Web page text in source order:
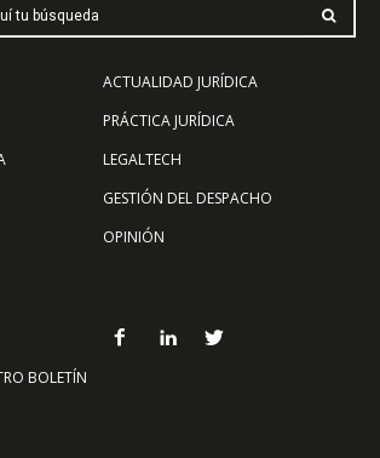
tu búsqueda
ACTUALIDAD JURÍDICA
PRÁCTICA JURÍDICA
LEGALTECH
GESTIÓN DEL DESPACHO
OPINIÓN
BOLETÍN